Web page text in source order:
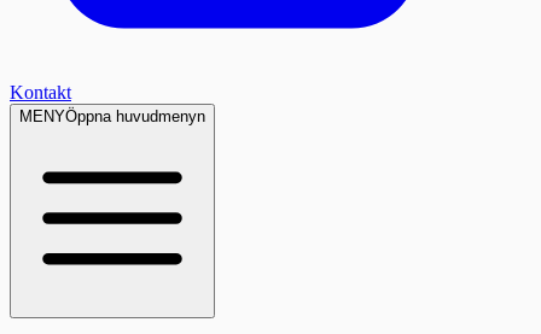
Kontakt
MENYÖppna huvudmenyn